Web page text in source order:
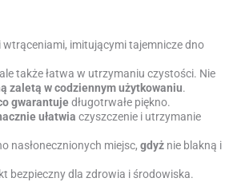
wtrąceniami, imitującymi tajemnicze dno
także łatwa w utrzymaniu czystości. Nie
zaletą w codziennym użytkowaniu.
gwarantujedługotrwałe piękno.
ułatwia czyszczenie i utrzymanie
nasłonecznionych miejsc, gdyż nie blakną i
bezpieczny dla zdrowia i środowiska.